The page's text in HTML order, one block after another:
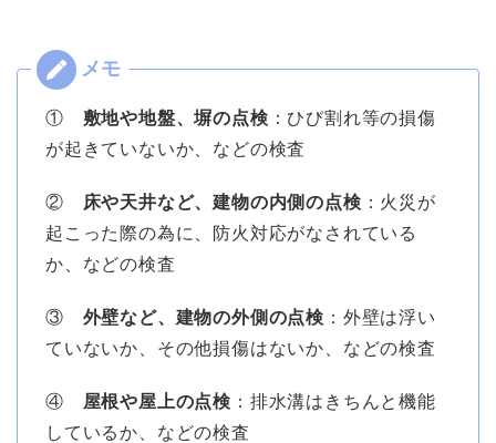
① 敷地や地盤、塀の点検 ：ひび割れ等の損傷
が起きていないか、などの検査
② 床や天井など、建物の内側の点検 ：火災が
起こった際の為に、防火対応がなされている
か、などの検査
③ 外壁など、建物の外側の点検 ：外壁は浮い
ていないか、その他損傷はないか、などの検査
④ 屋根や屋上の点検 ：排水溝はきちんと機能
しているか、などの検査